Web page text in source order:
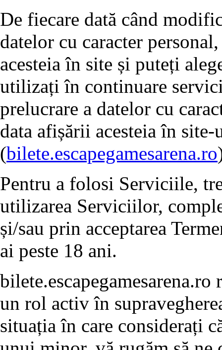
De fiecare dată când
datelor cu caracter
acesteia în site și puteți
utilizați în continuare
prelucrare a datelor cu
data afișării acesteia în site-
(bilete.escapegamesarena.ro
Pentru a folosi Serviciile,
utilizarea Serviciilor,
și/sau prin acceptarea
ai peste 18 ani.
un rol activ în
situația în care considerați